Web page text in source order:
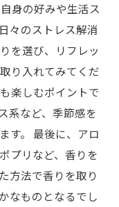
身の好みや生活ス
々のストレス解消
を選び、リフレッ
り入れてみてくだ
楽しむポイントで
系など、季節感を
す。 最後に、アロ
プリなど、香りを
方法で香りを取り
なものとなるでし